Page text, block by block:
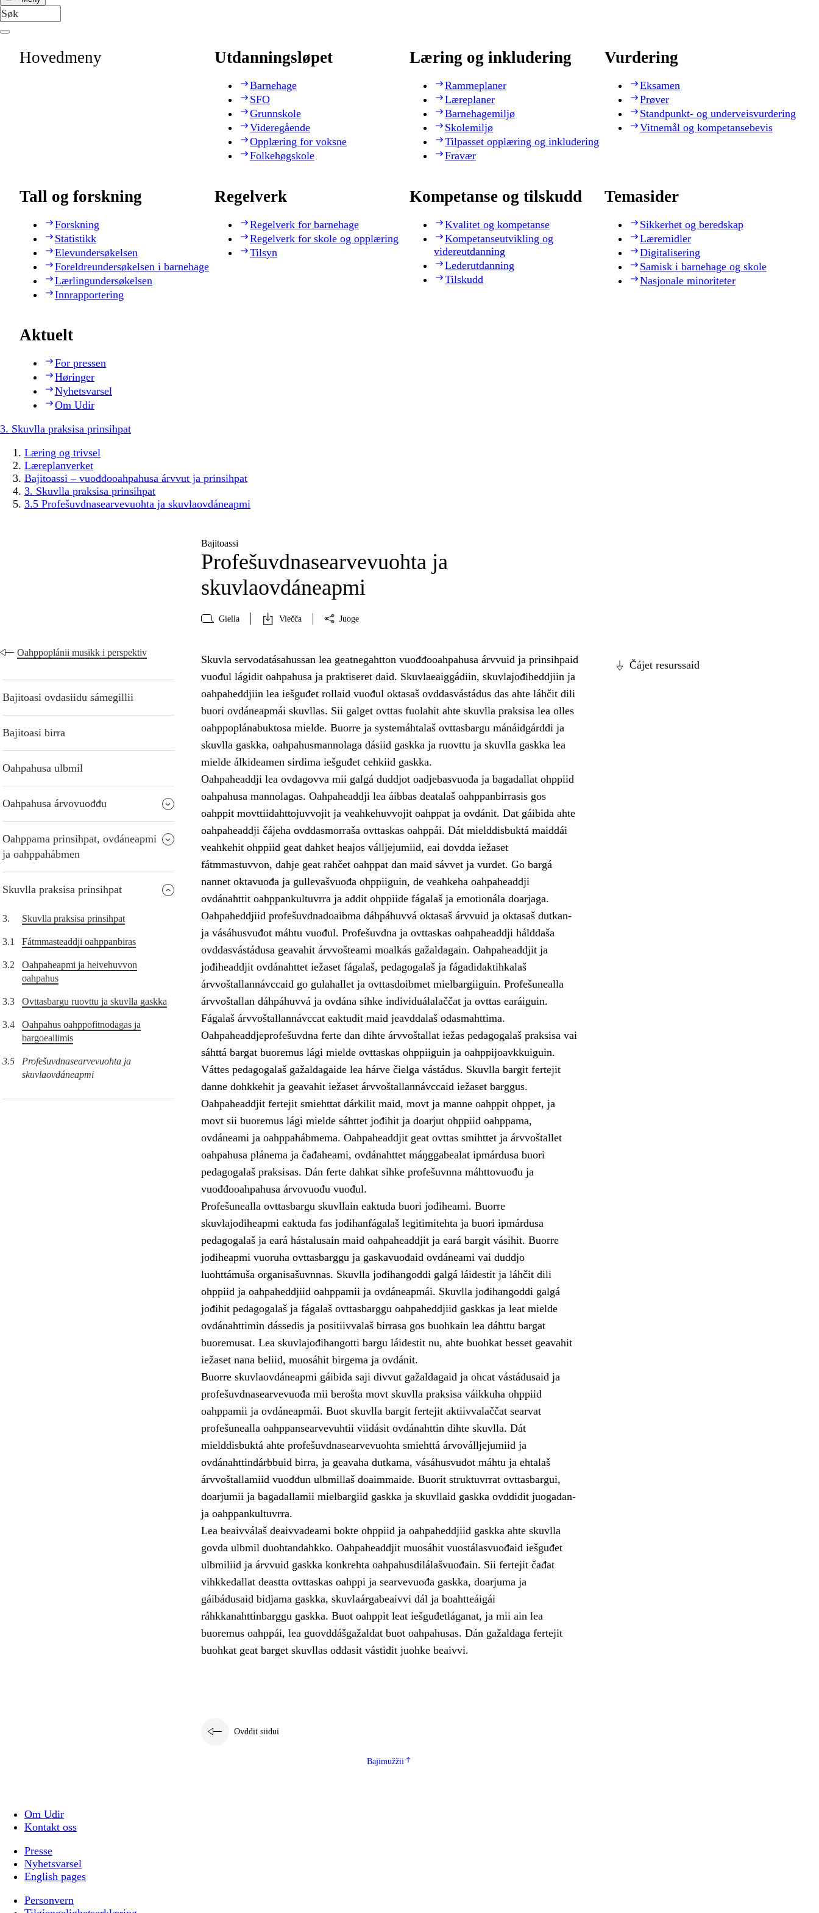
Hovedmeny Utdanningsløpet
Barnehage
SFO
Grunnskole
Videregående
Opplæring for voksne
Folkehøgskole
Læring og inkludering
Rammeplaner
Læreplaner
Barnehagemiljø
Skolemiljø
Tilpasset opplæring og inkludering
Fravær
Vurdering
Eksamen
Prøver
Standpunkt- og underveisvurdering
Vitnemål og kompetansebevis
Tall og forskning
Forskning
Statistikk
Elevundersøkelsen
Foreldreundersøkelsen i barnehage
Lærlingundersøkelsen
Innrapportering
Regelverk
Regelverk for barnehage
Regelverk for skole og opplæring
Tilsyn
Kompetanse og tilskudd
Kvalitet og kompetanse
Kompetanseutvikling og
videreutdanning
Lederutdanning
Tilskudd
Temasider
Sikkerhet og beredskap
Læremidler
Digitalisering
Samisk i barnehage og skole
Nasjonale minoriteter
Aktuelt
For pressen
Høringer
Nyhetsvarsel
Om Udir
3. Skuvlla praksisa prinsihpat
Læring og trivsel
Læreplanverket
Bajitoassi – vuođđooahpahusa árvvut ja prinsihpat
3. Skuvlla praksisa prinsihpat
3.5 Profešuvdnasearvevuohta ja skuvlaovdáneapmi
Bajitoassi
Profešuvdnasearvevuohta ja
skuvlaovdáneapmi
Giella Viečča Juoge
Oahppoplánii musikk i perspektiv
Bajitoasi ovdasiidu sámegillii
Bajitoasi birra
Oahpahusa ulbmil
Oahpahusa árvovuođđu
Oahppama prinsihpat, ovdáneapmi
ja oahppahábmen
Skuvlla praksisa prinsihpat
3. Skuvlla praksisa prinsihpat
3.1 Fátmmasteaddji oahppanbiras
3.2
Oahpaheapmi ja heivehuvvon
oahpahus
3.3 Ovttasbargu ruovttu ja skuvlla gaskka
3.4
Oahpahus oahppofitnodagas ja
bargoeallimis
3.5
Profešuvdnasearvevuohta ja
skuvlaovdáneapmi
Čájet resurssaid
Skuvla servodatásahussan lea geatnegahtton vuođđooahpahusa árvvuid ja prinsihpaid
vuođul lágidit oahpahusa ja praktiseret daid. Skuvlaeaiggádiin, skuvlajođiheddjiin ja
oahpaheddjiin lea iešguđet rollaid vuođul oktasaš ovddasvástádus das ahte láhčit dili
buori ovdáneapmái skuvllas. Sii galget ovttas fuolahit ahte skuvlla praksisa lea olles
oahppoplánabuktosa mielde. Buorre ja systemáhtalaš ovttasbargu mánáidgárddi ja
skuvlla gaskka, oahpahusmannolaga dásiid gaskka ja ruovttu ja skuvlla gaskka lea
mielde álkideamen sirdima iešguđet cehkiid gaskka.
Oahpaheaddji lea ovdagovva mii galgá duddjot oadjebasvuođa ja bagadallat ohppiid
oahpahusa mannolagas. Oahpaheaddji lea áibbas deaŧalaš oahppanbirrasis gos
oahppit movttiidahttojuvvojit ja veahkehuvvojit oahppat ja ovdánit. Dat gáibida ahte
oahpaheaddji čájeha ovddasmorraša ovttaskas oahppái. Dát mielddisbuktá maiddái
veahkehit ohppiid geat dahket heajos válljejumiid, eai dovdda iežaset
fátmmastuvvon, dahje geat rahčet oahppat dan maid sávvet ja vurdet. Go bargá
nannet oktavuođa ja gullevašvuođa ohppiiguin, de veahkeha oahpaheaddji
ovdánahttit oahppankultuvrra ja addit ohppiide fágalaš ja emotionála doarjaga.
Oahpaheddjiid profešuvdnadoaibma dáhpáhuvvá oktasaš árvvuid ja oktasaš dutkan-
ja vásáhusvuđot máhtu vuođul. Profešuvdna ja ovttaskas oahpaheaddji hálddaša
ovddasvástádusa geavahit árvvošteami moalkás gažaldagain. Oahpaheaddjit ja
jođiheaddjit ovdánahttet iežaset fágalaš, pedagogalaš ja fágadidaktihkalaš
árvvoštallannávccaid go gulahallet ja ovttasdoibmet mielbargiiguin. Profešunealla
árvvoštallan dáhpáhuvvá ja ovdána sihke individuálalaččat ja ovttas earáiguin.
Fágalaš árvvoštallannávccat eaktudit maid jeavddalaš ođasmahttima.
Oahpaheaddjeprofešuvdna ferte dan dihte árvvoštallat iežas pedagogalaš praksisa vai
sáhttá bargat buoremus lági mielde ovttaskas ohppiiguin ja oahppijoavkkuiguin.
Váttes pedagogalaš gažaldagaide lea hárve čielga vástádus. Skuvlla bargit fertejit
danne dohkkehit ja geavahit iežaset árvvoštallannávccaid iežaset barggus.
Oahpaheaddjit fertejit smiehttat dárkilit maid, movt ja manne oahppit ohppet, ja
movt sii buoremus lági mielde sáhttet jođihit ja doarjut ohppiid oahppama,
ovdáneami ja oahppahábmema. Oahpaheaddjit geat ovttas smihttet ja árvvoštallet
oahpahusa plánema ja čađaheami, ovdánahttet máŋggabealat ipmárdusa buori
pedagogalaš praksisas. Dán ferte dahkat sihke profešuvnna máhttovuođu ja
vuođđooahpahusa árvovuođu vuođul.
Profešunealla ovttasbargu skuvllain eaktuda buori jođiheami. Buorre
skuvlajođiheapmi eaktuda fas jođihanfágalaš legitimitehta ja buori ipmárdusa
pedagogalaš ja eará hástalusain maid oahpaheaddjit ja eará bargit vásihit. Buorre
jođiheapmi vuoruha ovttasbarggu ja gaskavuođaid ovdáneami vai duddjo
luohttámuša organisašuvnnas. Skuvlla jođihangoddi galgá láidestit ja láhčit dili
ohppiid ja oahpaheddjiid oahppamii ja ovdáneapmái. Skuvlla jođihangoddi galgá
jođihit pedagogalaš ja fágalaš ovttasbarggu oahpaheddjiid gaskkas ja leat mielde
ovdánahttimin dássedis ja positiivvalaš birrasa gos buohkain lea dáhttu bargat
buoremusat. Lea skuvlajođihangotti bargu láidestit nu, ahte buohkat besset geavahit
iežaset nana beliid, muosáhit birgema ja ovdánit.
Buorre skuvlaovdáneapmi gáibida saji divvut gažaldagaid ja ohcat vástádusaid ja
profešuvdnasearvevuođa mii berošta movt skuvlla praksisa váikkuha ohppiid
oahppamii ja ovdáneapmái. Buot skuvlla bargit fertejit aktiivvalaččat searvat
profešunealla oahppansearvevuhtii viidásit ovdánahttin dihte skuvlla. Dát
mielddisbuktá ahte profešuvdnasearvevuohta smiehttá árvoválljejumiid ja
ovdánahttindárbbuid birra, ja geavaha dutkama, vásáhusvuđot máhtu ja ehtalaš
árvvoštallamiid vuođđun ulbmillaš doaimmaide. Buorit struktuvrrat ovttasbargui,
doarjumii ja bagadallamii mielbargiid gaskka ja skuvllaid gaskka ovddidit juogadan-
ja oahppankultuvrra.
Lea beaivválaš deaivvadeami bokte ohppiid ja oahpaheddjiid gaskka ahte skuvlla
govda ulbmil duohtandahkko. Oahpaheaddjit muosáhit vuostálasvuođaid iešguđet
ulbmiliid ja árvvuid gaskka konkrehta oahpahusdilálašvuođain. Sii fertejit čađat
vihkkedallat deastta ovttaskas oahppi ja searvevuođa gaskka, doarjuma ja
gáibádusaid bidjama gaskka, skuvlaárgabeaivvi dál ja boahtteáigái
ráhkkanahttinbarggu gaskka. Buot oahppit leat iešguđetláganat, ja mii ain lea
buoremus oahppái, lea guovddášgažaldat buot oahpahusas. Dán gažaldaga fertejit
buohkat geat barget skuvllas ođđasit vástidit juohke beaivvi.
Ovddit siidui
Bajimužžii
Om Udir
Kontakt oss
Presse
Nyhetsvarsel
English pages
Personvern